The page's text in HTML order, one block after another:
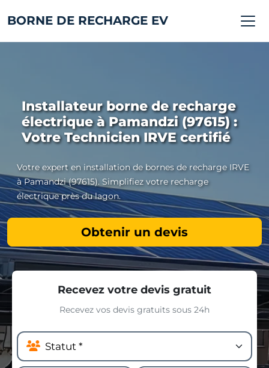
BORNE DE RECHARGE EV
Installateur borne de recharge
électrique à Pamandzi (97615) :
Votre Technicien IRVE certifié
Votre expert en installation de bornes de recharge IRVE
à Pamandzi (97615). Simplifiez votre recharge
électrique près du lagon.
Obtenir un devis
Recevez votre devis gratuit
Recevez vos devis gratuits sous 24h